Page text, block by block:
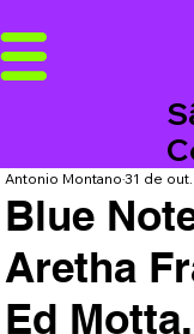
Blue
Aretha
Ed
Antonio Montano31 de